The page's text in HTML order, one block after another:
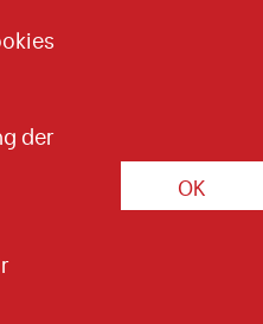
der
OK
Vom